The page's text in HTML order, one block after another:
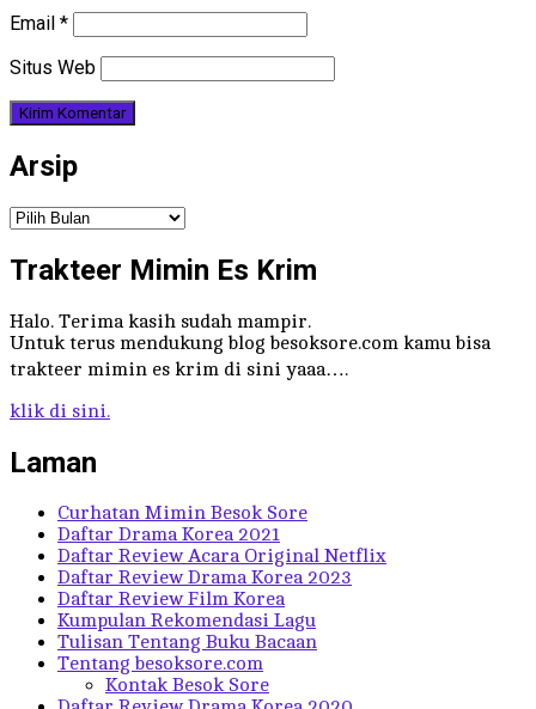
Email *
Situs Web
Arsip
Arsip
Trakteer Mimin Es Krim
Halo. Terima kasih sudah mampir.
Untuk terus mendukung blog besoksore.com kamu bisa
trakteer mimin es krim di sini yaaa….
klik di sini.
Laman
Curhatan Mimin Besok Sore
Daftar Drama Korea 2021
Daftar Review Acara Original Netflix
Daftar Review Drama Korea 2023
Daftar Review Film Korea
Kumpulan Rekomendasi Lagu
Tulisan Tentang Buku Bacaan
Tentang besoksore.com
Kontak Besok Sore